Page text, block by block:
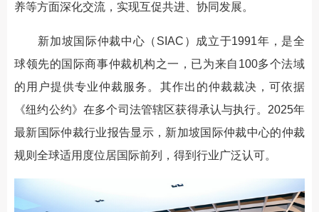
养等方面深化交流，实现互促共进、协同发展。
新加坡国际仲裁中心（SIAC）成立于1991年，是全
球领先的国际商事仲裁机构之一，已为来自100多个法域
的用户提供专业仲裁服务。其作出的仲裁裁决，可依据
《纽约公约》在多个司法管辖区获得承认与执行。2025年
最新国际仲裁行业报告显示，新加坡国际仲裁中心的仲裁
规则全球适用度位居国际前列，得到行业广泛认可。